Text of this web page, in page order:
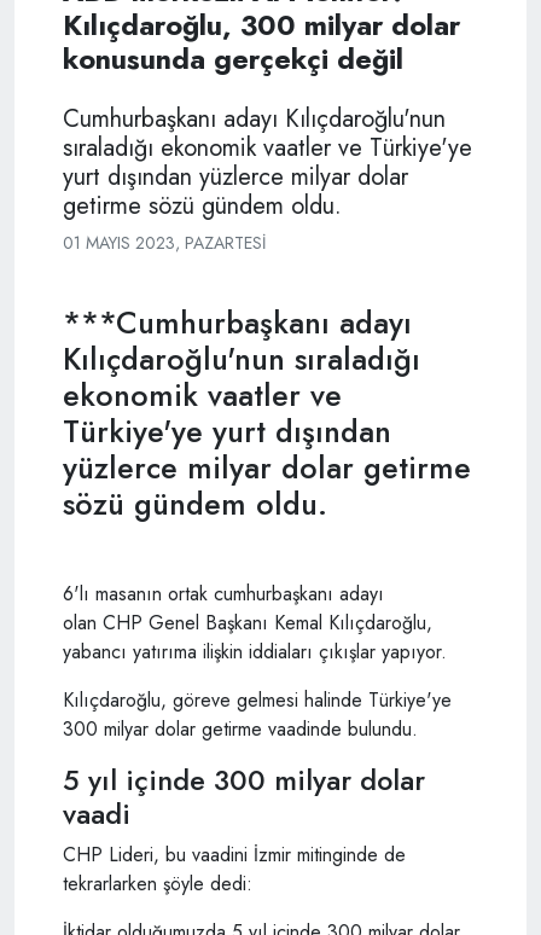
Kılıçdaroğlu, 300 milyar dolar
konusunda gerçekçi değil
Cumhurbaşkanı adayı Kılıçdaroğlu'nun
sıraladığı ekonomik vaatler ve Türkiye'ye
yurt dışından yüzlerce milyar dolar
getirme sözü gündem oldu.
01 MAYIS 2023, PAZARTESI
***Cumhurbaşkanı adayı
Kılıçdaroğlu'nun sıraladığı
ekonomik vaatler ve
Türkiye'ye yurt dışından
yüzlerce milyar dolar getirme
sözü gündem oldu.
6'lı masanın ortak cumhurbaşkanı adayı
olan CHP Genel Başkanı Kemal Kılıçdaroğlu,
yabancı yatırıma ilişkin iddiaları çıkışlar yapıyor.
Kılıçdaroğlu, göreve gelmesi halinde Türkiye'ye
300 milyar dolar getirme vaadinde bulundu.
5 yıl içinde 300 milyar dolar
vaadi
CHP Lideri, bu vaadini İzmir mitinginde de
tekrarlarken şöyle dedi: